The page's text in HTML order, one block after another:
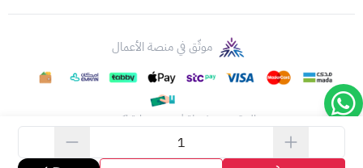
موثّق في منصة الأعمال
الحقوق محفوظة | 2026 بوابة اكس